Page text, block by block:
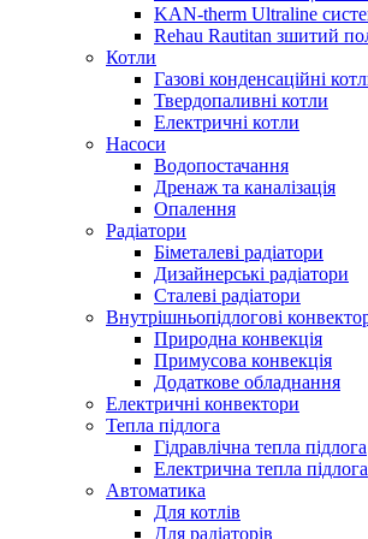
KAN-therm Ultraline
Rehau Rautitan зшитий
Котли
Газові конденсаційні
Твердопаливні котли
Електричні котли
Насоси
Водопостачання
Дренаж та каналізація
Опалення
Радіатори
Біметалеві радіатори
Дизайнерські радіатори
Сталеві радіатори
Внутрішньопідлогові
Природна конвекція
Примусова конвекція
Додаткове обладнання
Електричні конвектори
Тепла підлога
Гідравлічна тепла підлога
Електрична тепла підлога
Автоматика
Для котлів
Для радіаторів